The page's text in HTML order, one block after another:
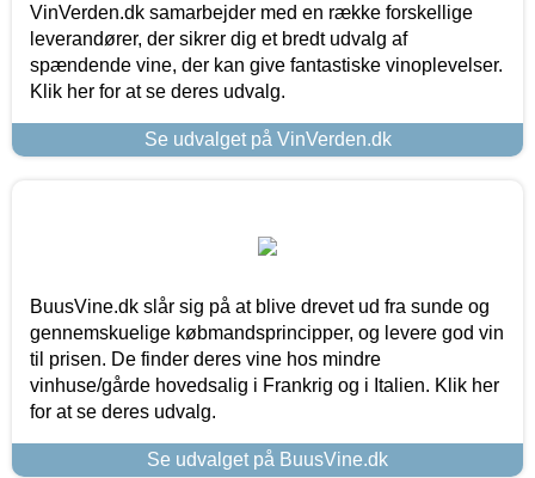
VinVerden.dk samarbejder med en række forskellige
leverandører, der sikrer dig et bredt udvalg af
spændende vine, der kan give fantastiske vinoplevelser.
Klik her for at se deres udvalg.
Se udvalget på VinVerden.dk
BuusVine.dk slår sig på at blive drevet ud fra sunde og
gennemskuelige købmandsprincipper, og levere god vin
til prisen. De finder deres vine hos mindre
vinhuse/gårde hovedsalig i Frankrig og i Italien. Klik her
for at se deres udvalg.
Se udvalget på BuusVine.dk